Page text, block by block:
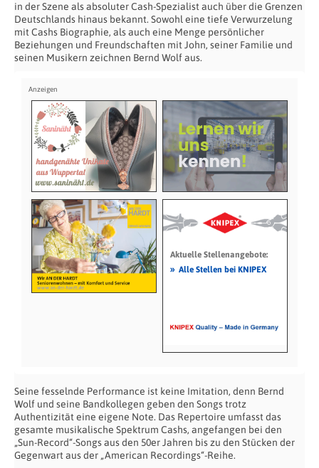
in der Szene als absoluter Cash-Spezialist auch über die Grenzen
Deutschlands hinaus bekannt. Sowohl eine tiefe Verwurzelung
mit Cashs Biographie, als auch eine Menge persönlicher
Beziehungen und Freundschaften mit John, seiner Familie und
seinen Musikern zeichnen Bernd Wolf aus.
Aktuelle Stellenangebote:
» Alle Stellen bei KNIPEX
Seine fesselnde Performance ist keine Imitation, denn Bernd
Wolf und seine Bandkollegen geben den Songs trotz
Authentizität eine eigene Note. Das Repertoire umfasst das
gesamte musikalische Spektrum Cashs, angefangen bei den
„Sun-Record“-Songs aus den 50er Jahren bis zu den Stücken der
Gegenwart aus der „American Recordings“-Reihe.